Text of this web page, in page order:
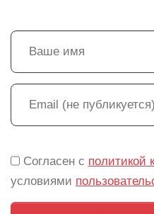
Согласен с политикой
условиями